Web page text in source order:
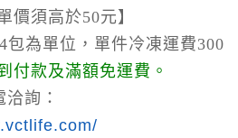
價須高於50元】
包為單位，單件冷凍運費300
付款及滿額免運費。
詢：